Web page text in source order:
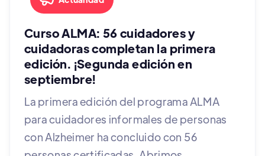
Curso ALMA: 56 cuidadores y
cuidadoras completan la primera
edición. ¡Segunda edición en
septiembre!
La primera edición del programa ALMA
para cuidadores informales de personas
con Alzheimer ha concluido con 56